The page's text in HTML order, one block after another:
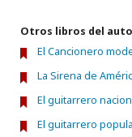
Otros libros del
El Cancionero
La Sirena de
El guitarrero
El guitarrero